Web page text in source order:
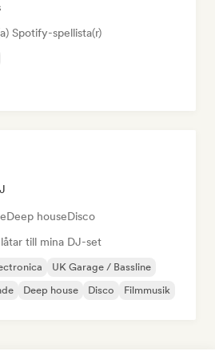
Spotify-spellista(r)
Deep houseDisco
till mina DJ-set
UK Garage / Bassline
Deep house Disco Filmmusik